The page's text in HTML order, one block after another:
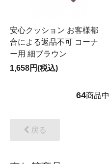
安心クッション お客様都
合による返品不可 コーナ
ー用 細ブラウン
1,658円(税込)
64商品中
戻る